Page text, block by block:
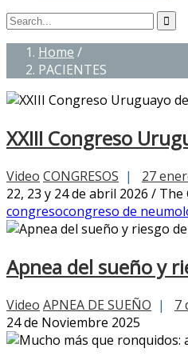
Home /
PACIENTES
XXIII Congreso
Video CONGRESOS | 27
22, 23 y 24 de abril 2026 /
congresocongreso de
Apnea del sueño y
Video APNEA DE SUEÑO | 7
24 de Noviembre 2025